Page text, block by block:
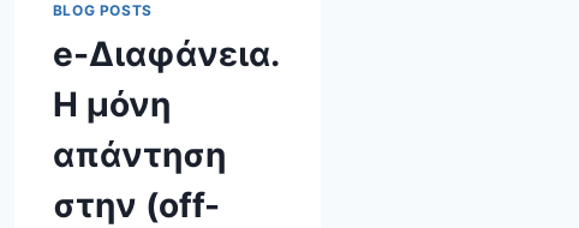
BLOG POSTS
e-Διαφάνεια.
Η μόνη
απάντηση
στην (off-